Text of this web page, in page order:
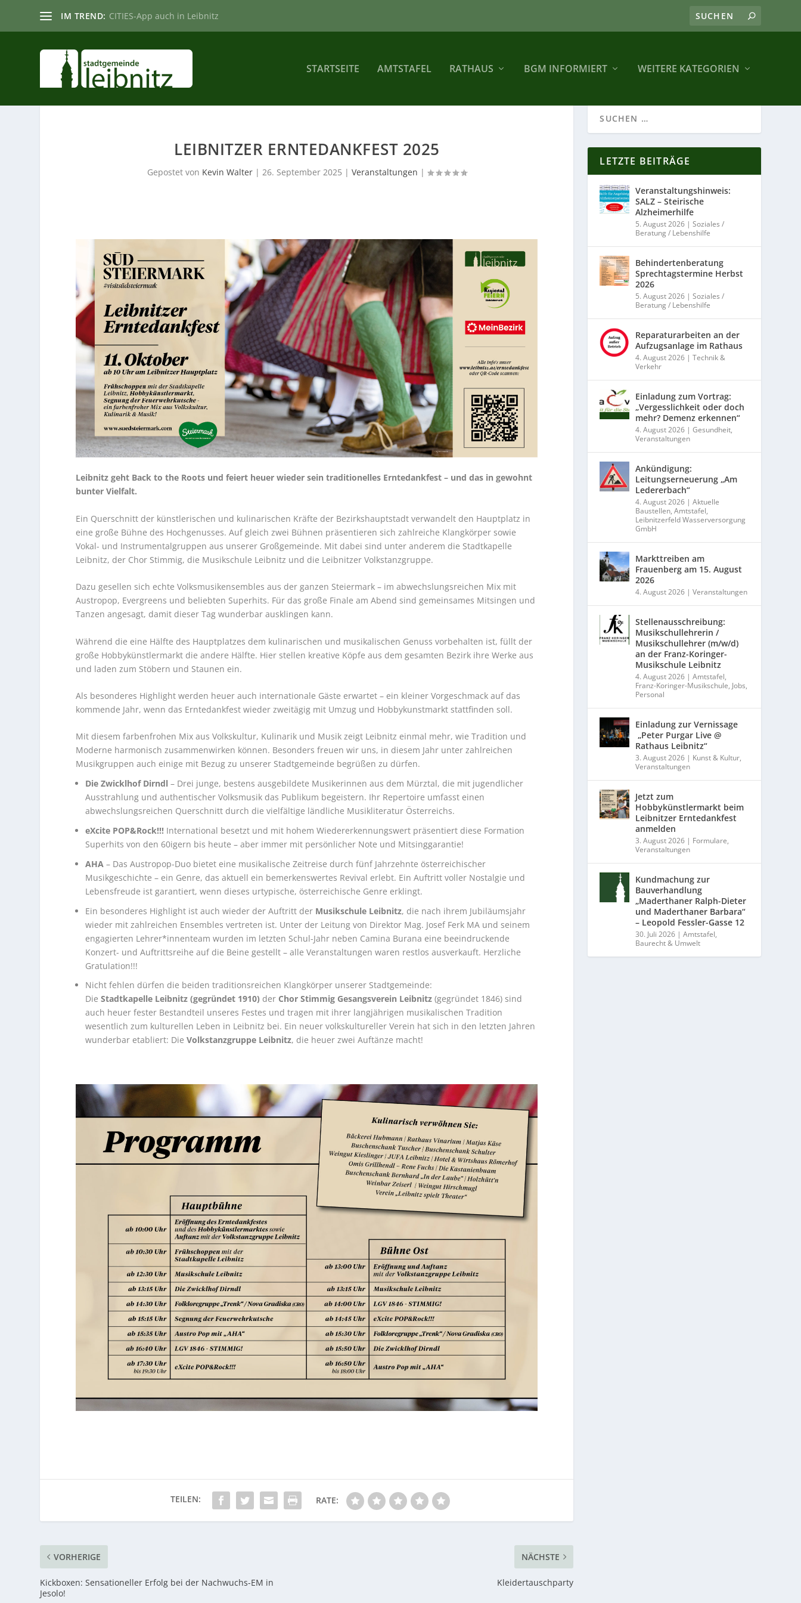
IM TREND: CITIES-App auch in Leibnitz
STARTSEITE AMTSTAFEL RATHAUS BGM INFORMIERT WEITERE KATEGORIEN
LEIBNITZER ERNTEDANKFEST 2025
Gepostet von Kevin Walter| 26. September 2025 | Veranstaltungen |
Leibnitz geht Back to the Roots und feiert heuer wieder sein traditionelles Erntedankfest – und das in gewohnt
bunter Vielfalt.
Ein Querschnitt der künstlerischen und kulinarischen Kräfte der Bezirkshauptstadt verwandelt den Hauptplatz in
eine große Bühne des Hochgenusses. Auf gleich zwei Bühnen präsentieren sich zahlreiche Klangkörper sowie
Vokal- und Instrumentalgruppen aus unserer Großgemeinde. Mit dabei sind unter anderem die Stadtkapelle
Leibnitz, der Chor Stimmig, die Musikschule Leibnitz und die Leibnitzer Volkstanzgruppe.
Dazu gesellen sich echte Volksmusikensembles aus der ganzen Steiermark – im abwechslungsreichen Mix mit
Austropop, Evergreens und beliebten Superhits. Für das große Finale am Abend sind gemeinsames Mitsingen und
Tanzen angesagt, damit dieser Tag wunderbar ausklingen kann.
Während die eine Hälfte des Hauptplatzes dem kulinarischen und musikalischen Genuss vorbehalten ist, füllt der
große Hobbykünstlermarkt die andere Hälfte. Hier stellen kreative Köpfe aus dem gesamten Bezirk ihre Werke aus
und laden zum Stöbern und Staunen ein.
Als besonderes Highlight werden heuer auch internationale Gäste erwartet – ein kleiner Vorgeschmack auf das
kommende Jahr, wenn das Erntedankfest wieder zweitägig mit Umzug und Hobbykunstmarkt stattfinden soll.
Mit diesem farbenfrohen Mix aus Volkskultur, Kulinarik und Musik zeigt Leibnitz einmal mehr, wie Tradition und
Moderne harmonisch zusammenwirken können. Besonders freuen wir uns, in diesem Jahr unter zahlreichen
Musikgruppen auch einige mit Bezug zu unserer Stadtgemeinde begrüßen zu dürfen.
Die Zwicklhof Dirndl – Drei junge, bestens ausgebildete Musikerinnen aus dem Mürztal, die mit jugendlicher
Ausstrahlung und authentischer Volksmusik das Publikum begeistern. Ihr Repertoire umfasst einen
abwechslungsreichen Querschnitt durch die vielfältige ländliche Musikliteratur Österreichs.
eXcite POP&Rock!!! International besetzt und mit hohem Wiedererkennungswert präsentiert diese Formation
Superhits von den 60igern bis heute – aber immer mit persönlicher Note und Mitsinggarantie!
AHA – Das Austropop-Duo bietet eine musikalische Zeitreise durch fünf Jahrzehnte österreichischer
Musikgeschichte – ein Genre, das aktuell ein bemerkenswertes Revival erlebt. Ein Auftritt voller Nostalgie und
Lebensfreude ist garantiert, wenn dieses urtypische, österreichische Genre erklingt.
Ein besonderes Highlight ist auch wieder der Auftritt der Musikschule Leibnitz, die nach ihrem Jubiläumsjahr
wieder mit zahlreichen Ensembles vertreten ist. Unter der Leitung von Direktor Mag. Josef Ferk MA und seinem
engagierten Lehrer*innenteam wurden im letzten Schul-Jahr neben Camina Burana eine beeindruckende
Konzert- und Auftrittsreihe auf die Beine gestellt – alle Veranstaltungen waren restlos ausverkauft. Herzliche
Gratulation!!!
Nicht fehlen dürfen die beiden traditionsreichen Klangkörper unserer Stadtgemeinde:
DieStadtkapelle Leibnitz (gegründet 1910) der Chor Stimmig Gesangsverein Leibnitz (gegründet 1846) sind
auch heuer fester Bestandteil unseres Festes und tragen mit ihrer langjährigen musikalischen Tradition
wesentlich zum kulturellen Leben in Leibnitz bei. Ein neuer volkskultureller Verein hat sich in den letzten Jahren
wunderbar etabliert: DieVolkstanzgruppe Leibnitz, die heuer zwei Auftänze macht!
RATE:
VORHERIGE
Kickboxen: Sensationeller Erfolg bei der Nachwuchs-EM in
Jesolo!
NÄCHSTE
Kleidertauschparty
LETZTE BEITRÄGE
Veranstaltungshinweis:
SALZ – Steirische
Alzheimerhilfe
5. August 2026 |Soziales /
Beratung / Lebenshilfe
Behindertenberatung
Sprechtagstermine Herbst
2026
5. August 2026 |Soziales /
Beratung / Lebenshilfe
Reparaturarbeiten an der
Aufzugsanlage im Rathaus
4. August 2026 |Technik &
Verkehr
Einladung zum Vortrag:
„Vergesslichkeit oder doch
mehr? Demenz erkennen“
4. August 2026 |Gesundheit,
Veranstaltungen
Ankündigung:
Leitungserneuerung „Am
Ledererbach“
4. August 2026 |Aktuelle
Baustellen,Amtstafel,
Leibnitzerfeld Wasserversorgung
GmbH
Markttreiben am
Frauenberg am 15. August
2026
4. August 2026 |Veranstaltungen
Stellenausschreibung:
Musikschullehrerin /
Musikschullehrer (m/w/d)
an der Franz-Koringer-
Musikschule Leibnitz
4. August 2026 |Amtstafel,
Franz-Koringer-Musikschule, Jobs,
Personal
Einladung zur Vernissage
„Peter Purgar Live @
Rathaus Leibnitz“
3. August 2026 | Kunst & Kultur,
Veranstaltungen
Jetzt zum
Hobbykünstlermarkt beim
Leibnitzer Erntedankfest
anmelden
3. August 2026 | Formulare,
Veranstaltungen
Kundmachung zur
Bauverhandlung
„Maderthaner Ralph-Dieter
und Maderthaner Barbara“
– Leopold Fessler-Gasse 12
30. Juli 2026 |Amtstafel,
Baurecht & Umwelt